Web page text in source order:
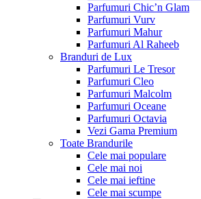
Parfumuri Chic’n Glam
Parfumuri Vurv
Parfumuri Mahur
Parfumuri Al Raheeb
Branduri de Lux
Parfumuri Le Tresor
Parfumuri Cleo
Parfumuri Malcolm
Parfumuri Oceane
Parfumuri Octavia
Vezi Gama Premium
Toate Brandurile
Cele mai populare
Cele mai noi
Cele mai ieftine
Cele mai scumpe